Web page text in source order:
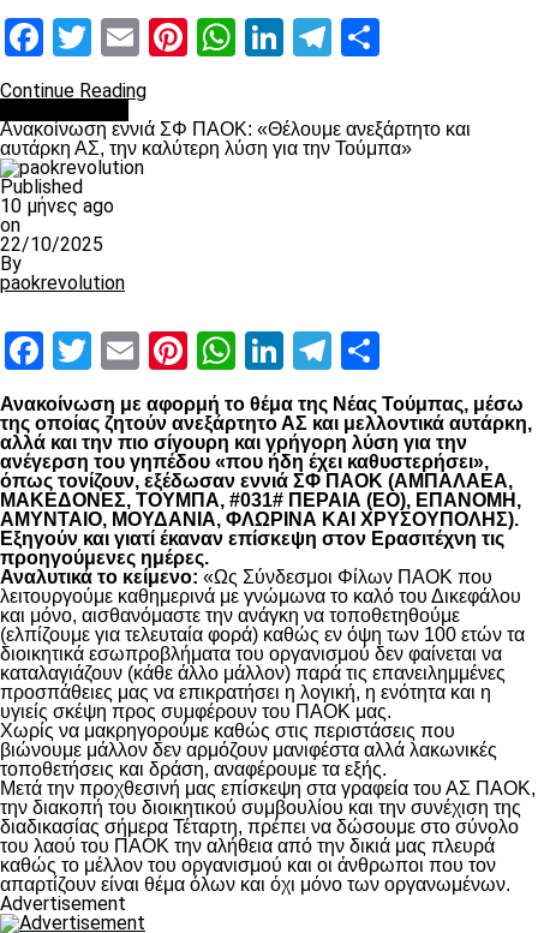
Facebook
Twitter
EmailPinterest
WhatsApp
LinkedIn
Telegram
Continue Reading
Ανακοίνωση εννιά ΣΦ ΠΑΟΚ: «Θέλουμε ανεξάρτητο και
αυτάρκη ΑΣ, την καλύτερη λύση για την Τούμπα»
Published
10 μήνες ago
on
22/10/2025
By
paokrevolution
Facebook
Twitter
EmailPinterest
WhatsApp
LinkedIn
Telegram
Ανακοίνωση με αφορμή το θέμα της Νέας Τούμπας, μέσω
της οποίας ζητούν ανεξάρτητο ΑΣ και μελλοντικά αυτάρκη,
αλλά και την πιο σίγουρη και γρήγορη λύση για την
ανέγερση του γηπέδου «που ήδη έχει καθυστερήσει»,
όπως τονίζουν, εξέδωσαν εννιά ΣΦ ΠΑΟΚ (ΑΜΠΑΛΑΕΑ,
ΜΑΚΕΔΟΝΕΣ, ΤΟΥΜΠΑ, #031# ΠΕΡΑΙΑ (ΕΟ), ΕΠΑΝΟΜΗ,
ΑΜΥΝΤΑΙΟ, ΜΟΥΔΑΝΙΑ, ΦΛΩΡΙΝΑ ΚΑΙ ΧΡΥΣΟΥΠΟΛΗΣ).
Εξηγούν και γιατί έκαναν επίσκεψη στον Ερασιτέχνη τις
προηγούμενες ημέρες.
Αναλυτικά το κείμενο: «Ως Σύνδεσμοι Φίλων ΠΑΟΚ που
λειτουργούμε καθημερινά με γνώμωνα το καλό του Δικεφάλου
και μόνο, αισθανόμαστε την ανάγκη να τοποθετηθούμε
(ελπίζουμε για τελευταία φορά) καθώς εν όψη των 100 ετών τα
διοικητικά εσωπροβλήματα του οργανισμού δεν φαίνεται να
καταλαγιάζουν (κάθε άλλο μάλλον) παρά τις επανειλημμένες
προσπάθειες μας να επικρατήσει η λογική, η ενότητα και η
υγιείς σκέψη προς συμφέρουν του ΠΑΟΚ μας.
Χωρίς να μακρηγορούμε καθώς στις περιστάσεις που
βιώνουμε μάλλον δεν αρμόζουν μανιφέστα αλλά λακωνικές
τοποθετήσεις και δράση, αναφέρουμε τα εξής.
Μετά την προχθεσινή μας επίσκεψη στα γραφεία του ΑΣ ΠΑΟΚ,
την διακοπή του διοικητικού συμβουλίου και την συνέχιση της
διαδικασίας σήμερα Τέταρτη, πρέπει να δώσουμε στο σύνολο
του λαού του ΠΑΟΚ την αλήθεια από την δικιά μας πλευρά
καθώς το μέλλον του οργανισμού και οι άνθρωποι που τον
απαρτίζουν είναι θέμα όλων και όχι μόνο των οργανωμένων.
Advertisement